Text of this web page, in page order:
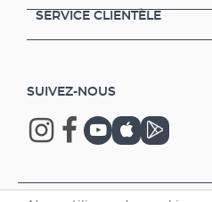
SERVICE CLIENTÈLE
SUIVEZ-NOUS